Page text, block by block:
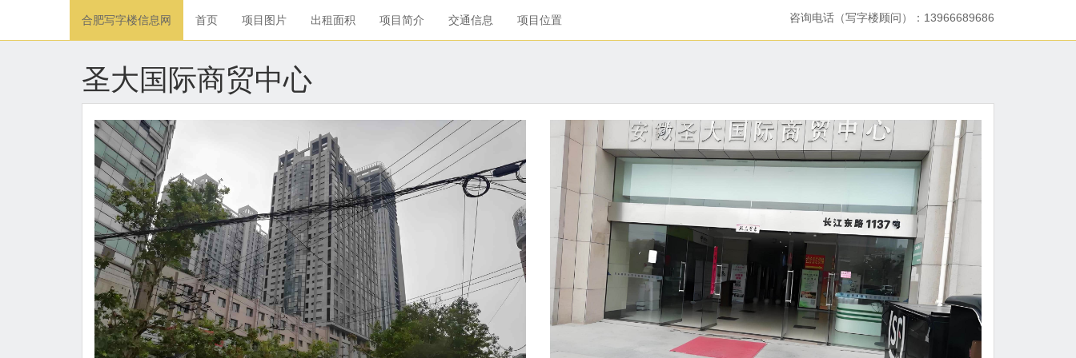
合肥写字楼信息网 首页 项目图片 出租面积 项目简介 交通信息 项目位置 咨询电话（写字楼顾问）：13966689686
圣大国际商贸中心